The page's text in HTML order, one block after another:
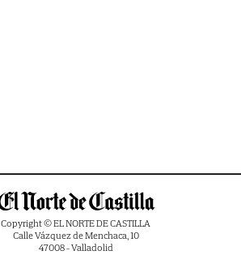
Copyright © EL NORTE DE CASTILLA
Calle Vázquez de Menchaca, 10
47008 - Valladolid